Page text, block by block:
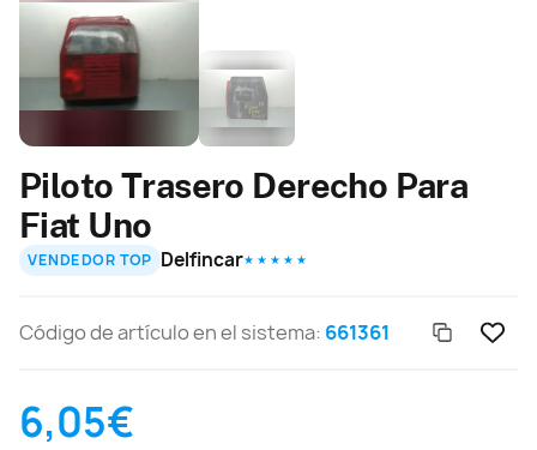
Piloto Trasero Derecho Para
Fiat Uno
VENDEDOR TOP Delfincar★ ★ ★ ★ ★
Código de artículo en el sistema: 661361
6,05€